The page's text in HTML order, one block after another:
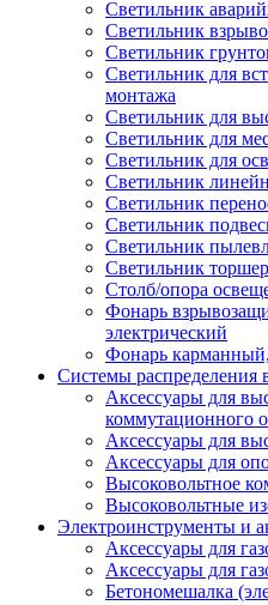
Светильник
Светильник
Светильник
Светильник для
монтажа
Светильник для
Светильник для
Светильник для
Светильник
Светильник
Светильник
Светильник
Светильник
Столб/опора
Фонарь
электрический
Фонарь
Системы распределения
Аксессуары для
коммутационного
Аксессуары для
Аксессуары для
Высоковольтное
Высоковольтные
Электроинструменты и
Аксессуары для
Аксессуары для
Бетономешалка